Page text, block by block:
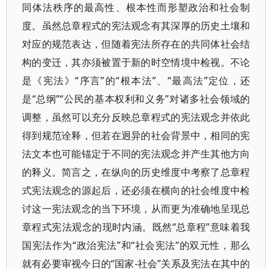
同体法秩序的最高性、根本性而形塑政治和社会制
度。虽然总章程式的宪法观念有其深厚的历史土壤和
对应的规范表达，但随着宪法所存在的共同体社会结
构的变迁，其亦须被置于新的时空情境中检视。不论
是《宪法》“序言”的“根本法”、“最高法”定位，还
是“总纲”“公民的基本权利和义务”对诸多社会领域的
调整，虽然可以充分反映总章程式的宪法观念并依此
得到规范诠释，但若在迥异的社会背景中，相同的宪
法文本也可能锚定于不同的宪法观念并产生其他方向
的释义。简言之，在纵向的历史维度中考察了总章程
式宪法观念的源起后，还必须在横向的社会维度中检
讨这一宪法观念的当下环境，从而更为准确地呈现总
章程式宪法观念的现时内涵。既然“总章程”意味着我
国宪法作为“政治宪法”和“社会宪法”的双元性，那么
就有必要审视今日的“国家-社会”关系及宪法在其中的